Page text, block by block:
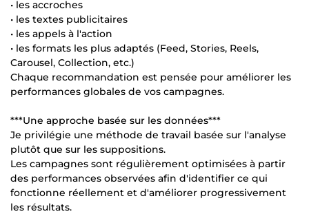
• les accroches
• les textes publicitaires
• les appels à l'action
• les formats les plus adaptés (Feed, Stories, Reels,
Carousel, Collection, etc.)
Chaque recommandation est pensée pour améliorer les
performances globales de vos campagnes.
***Une approche basée sur les données***
Je privilégie une méthode de travail basée sur l'analyse
plutôt que sur les suppositions.
Les campagnes sont régulièrement optimisées à partir
des performances observées afin d'identifier ce qui
fonctionne réellement et d'améliorer progressivement
les résultats.